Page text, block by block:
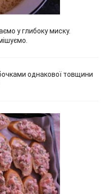
у глибоку миску.
однакової товщини